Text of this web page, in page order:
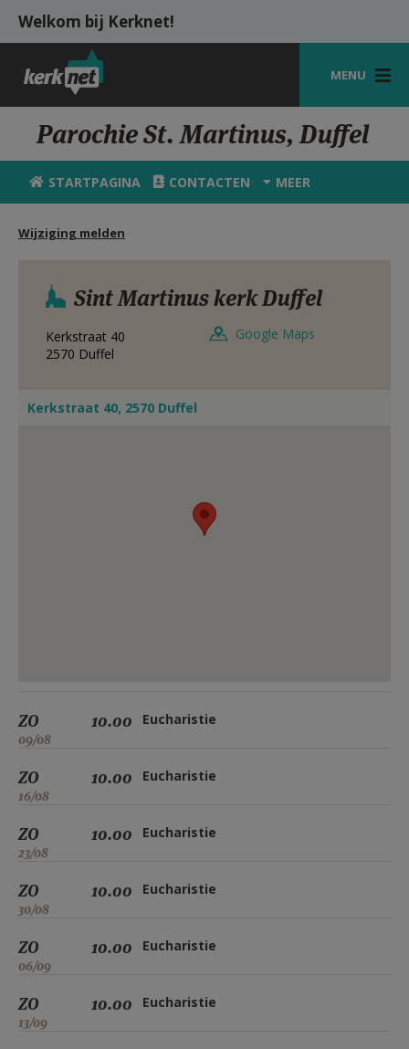
Overslaan en naar de inhoud gaan
Welkom bij Kerknet!
MENU
STARTPAGINA
KERK
VIERINGEN
SHOP
MIJN PAROCHIE
Parochie St. Martinus, Duffel
STARTPAGINA CONTACTEN MEER
Wijziging melden
Sint Martinus kerk Duffel
Kerkstraat 40
2570 Duffel
Google Maps
Kerkstraat 40, 2570 Duffel
ZO
09/08
10.00 Eucharistie
ZO
16/08
10.00 Eucharistie
ZO
23/08
10.00 Eucharistie
ZO
30/08
10.00 Eucharistie
ZO
06/09
10.00 Eucharistie
ZO
13/09
10.00 Eucharistie